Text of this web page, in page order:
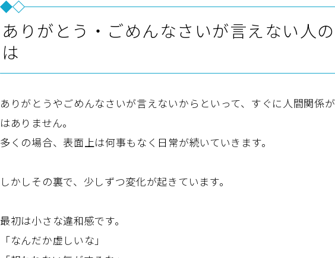
ありがとう・ごめんなさいが言えない人
は
ありがとうやごめんなさいが言えないからといって、すぐに人間関係
はありません。
多くの場合、表面上は何事もなく日常が続いていきます。
しかしその裏で、少しずつ変化が起きています。
最初は小さな違和感です。
「なんだか虚しいな」